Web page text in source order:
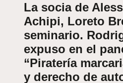
La socia de
Achipi, Loreto
seminario.
expuso en el
“Piratería
y derecho de